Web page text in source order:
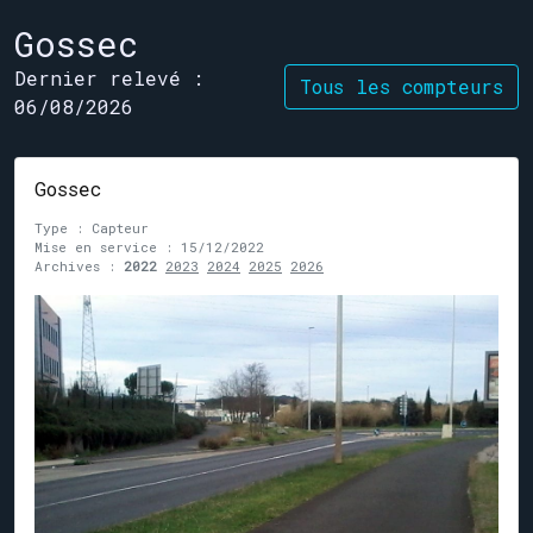
Gossec
Tous les compteurs
Dernier relevé :
06/08/2026
Gossec
Type : Capteur
Mise en service : 15/12/2022
Archives : 2022 2023 2024 2025 2026